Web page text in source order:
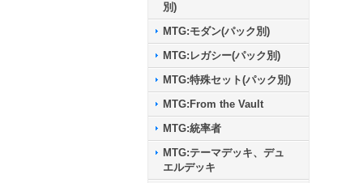
別)
MTG:モダン(パック別)
MTG:レガシー(パック別)
MTG:特殊セット(パック別)
MTG:From the Vault
MTG:統率者
MTG:テーマデッキ、デュ
エルデッキ